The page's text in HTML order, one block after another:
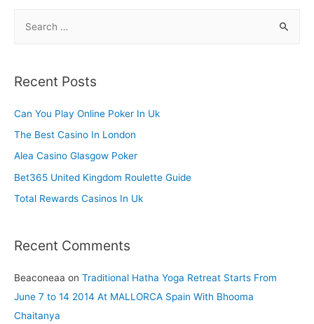
r
h
f
o
Recent Posts
Can You Play Online Poker In Uk
The Best Casino In London
Alea Casino Glasgow Poker
Bet365 United Kingdom Roulette Guide
Total Rewards Casinos In Uk
Recent Comments
Beaconeaa on Traditional Hatha Yoga Retreat Starts From
June 7 to 14 2014 At MALLORCA Spain With Bhooma
Chaitanya